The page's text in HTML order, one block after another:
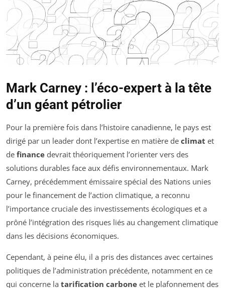
Mark Carney : l’éco-expert à la tête
d’un géant pétrolier
Pour la première fois dans l’histoire canadienne, le pays est
dirigé par un leader dont l’expertise en matière de climat et
de finance devrait théoriquement l’orienter vers des
solutions durables face aux défis environnementaux. Mark
Carney, précédemment émissaire spécial des Nations unies
pour le financement de l’action climatique, a reconnu
l’importance cruciale des investissements écologiques et a
prôné l’intégration des risques liés au changement climatique
dans les décisions économiques.
Cependant, à peine élu, il a pris des distances avec certaines
politiques de l’administration précédente, notamment en ce
qui concerne la tarification carbone et le plafonnement des